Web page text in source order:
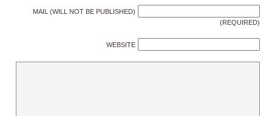
MAIL (WILL NOT BE PUBLISHED)
(REQUIRED)
WEBSITE